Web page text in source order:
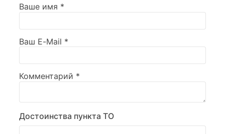
Ваше имя *
Ваш E-Mail *
Комментарий *
Достоинства пункта ТО